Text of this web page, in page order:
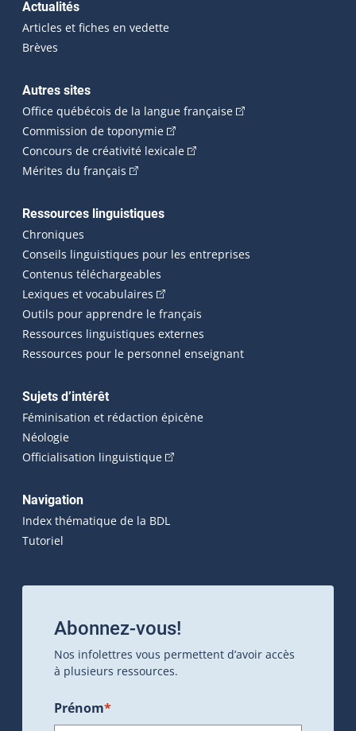
Actualités
Articles et fiches en vedette
Brèves
Autres sites
Office québécois de la langue française(Cet hyperlien
Commission de toponymie(Cet hyperlien externe s'ouvrira
Concours de créativité lexicale(Cet hyperlien externe
Mérites du français (Cet hyperlien externe s'ouvrira dans une
Ressources linguistiques
Chroniques
Conseils linguistiques pour les entreprises
Contenus téléchargeables
Lexiques et vocabulaires (Cet hyperlien externe s'ouvrira
Outils pour apprendre le français
Ressources linguistiques externes
Ressources pour le personnel enseignant
Sujets d’intérêt
Féminisation et rédaction épicène
Néologie
Officialisation linguistique(Cet hyperlien externe s'ouvrira
Navigation
Index thématique de la BDL
Tutoriel
Abonnez-vous!
Nos infolettres vous permettent d’avoir accès
à plusieurs ressources.
Prénom*